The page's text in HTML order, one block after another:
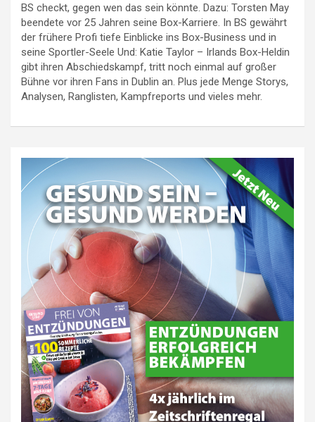
BS checkt, gegen wen das sein könnte. Dazu: Torsten May
beendete vor 25 Jahren seine Box-Karriere. In BS gewährt
der frühere Profi tiefe Einblicke ins Box-Business und in
seine Sportler-Seele Und: Katie Taylor – Irlands Box-Heldin
gibt ihren Abschiedskampf, tritt noch einmal auf großer
Bühne vor ihren Fans in Dublin an. Plus jede Menge Storys,
Analysen, Ranglisten, Kampfreports und vieles mehr.